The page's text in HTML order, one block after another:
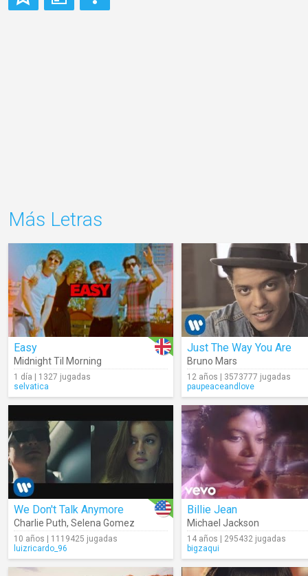
Más Letras
Easy
Midnight Til Morning
1 día | 1327 jugadas
selvatica
Just The Way You Are
Bruno Mars
12 años | 3573777 jugadas
paupeaceandlove
We Don't Talk Anymore
Charlie Puth, Selena Gomez
10 años | 1119425 jugadas
luizricardo_96
Billie Jean
Michael Jackson
14 años | 295432 jugadas
bigzaqui